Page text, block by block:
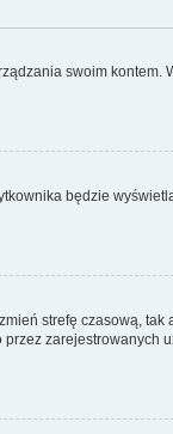
swoim kontem.
będzie
strefę czasową, tak
zarejestrowanych